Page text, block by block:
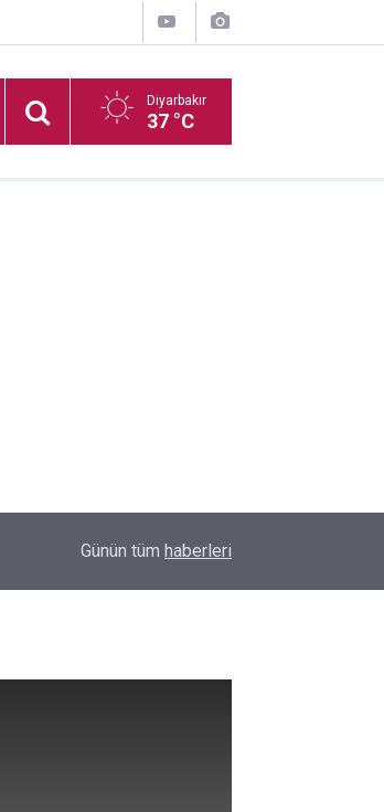
Diyarbakır
37 °C
Diyarbakır’da inek az sahibine saldırdı
Günün tüm haberleri